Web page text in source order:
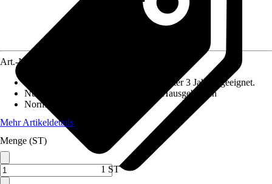
Art.-Nr.
Nicht für Kinder unter 3 Jahren geeignet.
Nutzung
Gartenspielgeräte für den Hausgebrauch
Norm / Prüfzeichen
Mehr Artikeldetails
Menge (ST)
1 ST